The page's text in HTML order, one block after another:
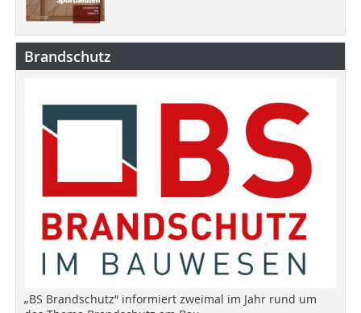
Brandschutz
„BS Brandschutz“ informiert zweimal im Jahr rund um